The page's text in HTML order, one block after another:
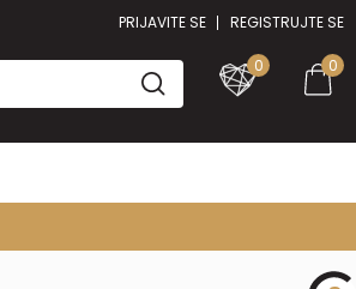
PRIJAVITE SE REGISTRUJTE SE
0
0